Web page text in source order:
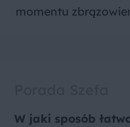
momentu
W jaki sposób